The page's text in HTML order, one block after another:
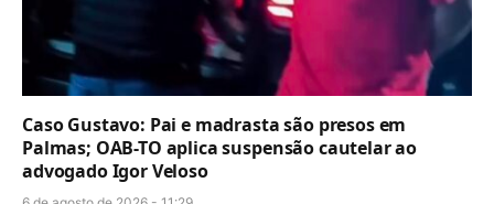
Caso Gustavo: Pai e madrasta são presos em
Palmas; OAB-TO aplica suspensão cautelar ao
advogado Igor Veloso